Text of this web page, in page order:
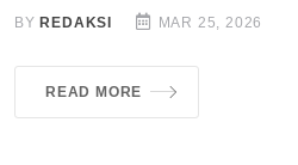
BYREDAKSI MAR 25, 2026
READ MORE